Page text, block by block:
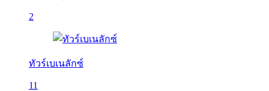
2
ทัวร์เบเนลักซ์
11